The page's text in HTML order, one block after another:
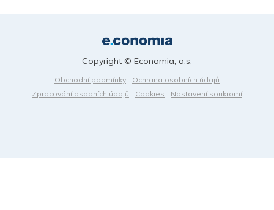
Obchodní podmínky
Ochrana osobních údajů
Zpracování osobních údajů
Cookies Nastavení soukromí
Copyright © Economia, a.s.